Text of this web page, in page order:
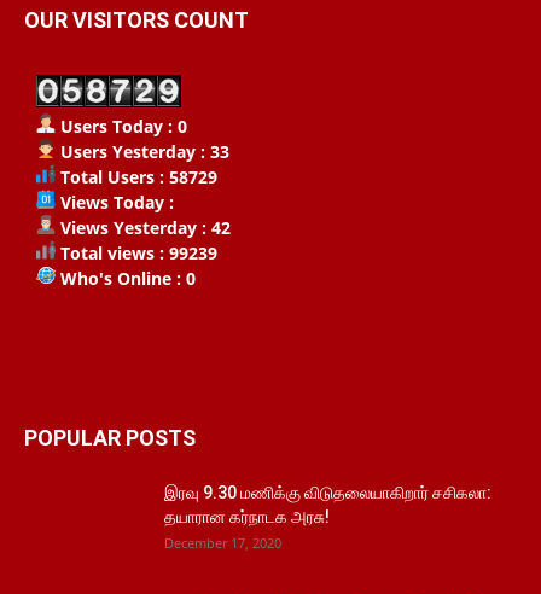
OUR VISITORS COUNT
Users Today : 0
Users Yesterday : 33
Total Users : 58729
Views Today :
Views Yesterday : 42
Total views : 99239
Who's Online : 0
POPULAR POSTS
இரவு 9.30 மணிக்கு விடுதலையாகிறார் சசிகலா:
தயாரான கர்நாடக அரசு!
December 17, 2020